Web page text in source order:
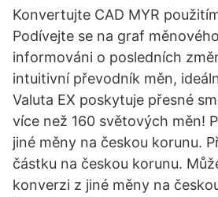
Konvertujte CAD MYR
Podívejte se na graf
informováni o posledních
intuitivní převodník měn,
Valuta EX poskytuje přesné
více než 160 světových měn!
jiné měny na českou korunu.
částku na českou korunu.
konverzi z jiné měny na